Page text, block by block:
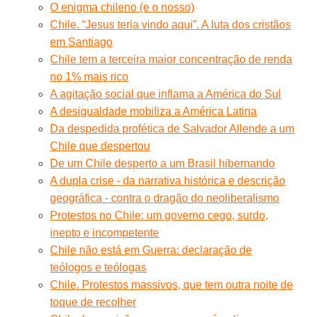
O enigma chileno (e o nosso)
Chile. “Jesus teria vindo aqui”. A luta dos cristãos
em Santiago
Chile tem a terceira maior concentração de renda
no 1% mais rico
A agitação social que inflama a América do Sul
A desigualdade mobiliza a América Latina
Da despedida profética de Salvador Allende a um
Chile que despertou
De um Chile desperto a um Brasil hibernando
A dupla crise - da narrativa histórica e descrição
geográfica - contra o dragão do neoliberalismo
Protestos no Chile: um governo cego, surdo,
inepto e incompetente
Chile não está em Guerra: declaração de
teólogos e teólogas
Chile. Protestos massivos, que tem outra noite de
toque de recolher